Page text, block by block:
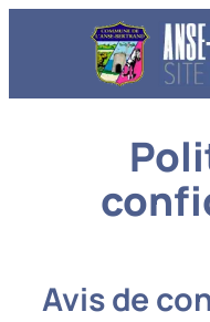
Avis de